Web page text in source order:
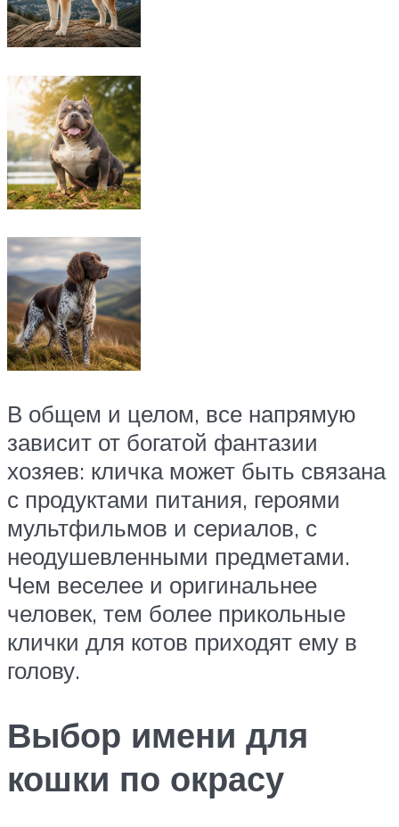
В общем и целом, все напрямую
зависит от богатой фантазии
хозяев: кличка может быть связана
с продуктами питания, героями
мультфильмов и сериалов, с
неодушевленными предметами.
Чем веселее и оригинальнее
человек, тем более прикольные
клички для котов приходят ему в
голову.
Выбор имени для
кошки по окрасу